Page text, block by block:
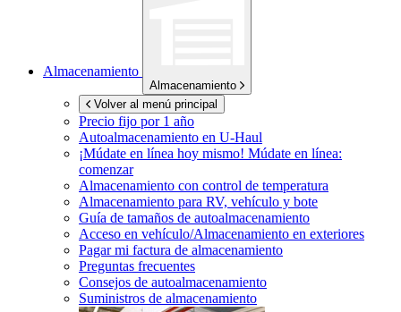
Almacenamiento
Almacenamiento
Volver al menú principal
Precio fijo por 1 año
Autoalmacenamiento en U-Haul
¡Múdate en línea hoy mismo! Múdate en línea:
comenzar
Almacenamiento con control de temperatura
Almacenamiento para RV, vehículo y bote
Guía de tamaños de autoalmacenamiento
Acceso en vehículo/Almacenamiento en exteriores
Pagar mi factura de almacenamiento
Preguntas frecuentes
Consejos de autoalmacenamiento
Suministros de almacenamiento